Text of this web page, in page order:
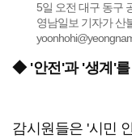
5일 오전 대구 동구
영남일보 기자가 산
◆ '안전'과 '생계'를
감시원들은 '시민